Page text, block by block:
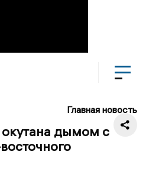
Главная новость
окутана дымом с